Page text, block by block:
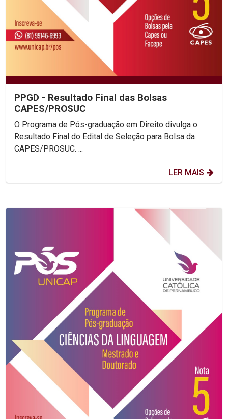
PPGD - Resultado Final das Bolsas
CAPES/PROSUC
O Programa de Pós-graduação em Direito divulga o
Resultado Final do Edital de Seleção para Bolsa da
CAPES/PROSUC. ...
LER MAIS